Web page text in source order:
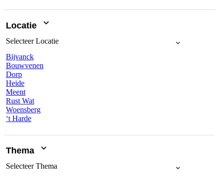
Locatie
SelecteerLocatie
Bijvanck
Bouwvenen
Dorp
Heide
Meent
Rust Wat
Woensberg
‘t Harde
Thema
SelecteerThema